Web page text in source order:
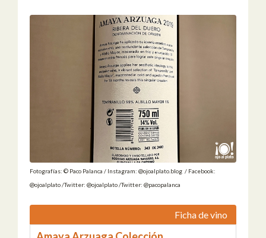
Fotografías: © Paco Palanca / Instagram: @ojoalplato.blog / Facebook:
@ojoalplato /Twitter: @ojoalplato /Twitter: @pacopalanca
Ficha de vino